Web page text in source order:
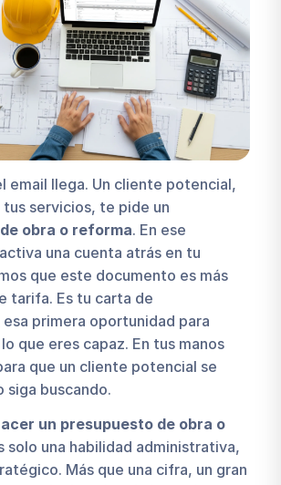
email llega. Un cliente potencial,
servicios, te pide un
obra o reforma. En ese
una cuenta atrás en tu
que este documento es más
tarifa. Es tu carta de
primera oportunidad para
que eres capaz. En tus manos
que un cliente potencial se
siga buscando.
un presupuesto de obra o
solo una habilidad administrativa,
Más que una cifra, un gran